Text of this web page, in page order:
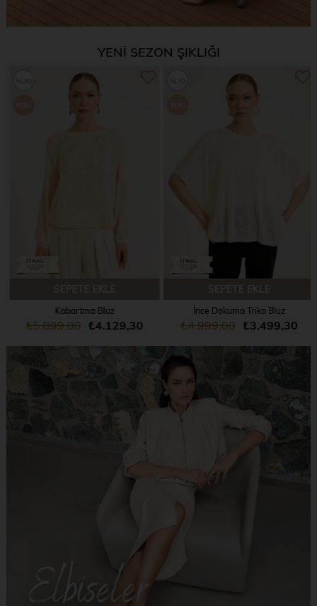
YENİ SEZON ŞIKLIĞI
Kabartma Bluz
₺4.129,30
₺5.899,00
İnce Dokuma Triko Bluz
₺3.499,30
₺4.999,00